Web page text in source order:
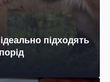
підходять